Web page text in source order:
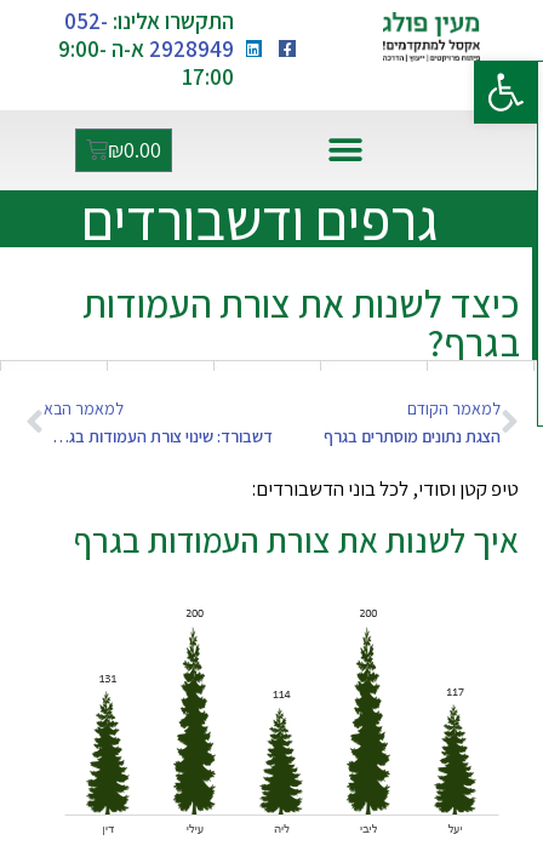
פתח סרגל נגישות
התקשרו אלינו: 052-
2928949
א-ה 9:00-
17:00
₪0.00
כיצד לשנות את צורת העמודות
בגרף?
גרפים ודשבורדים
למאמר הקודם
הצגת נתונים מוסתרים בגרף
למאמר הבא
דשבורד: שינוי צורת העמודות בגרף – מתקדם
טיפ קטן וסודי, לכל בוני הדשבורדים:
איך לשנות את צורת העמודות בגרף